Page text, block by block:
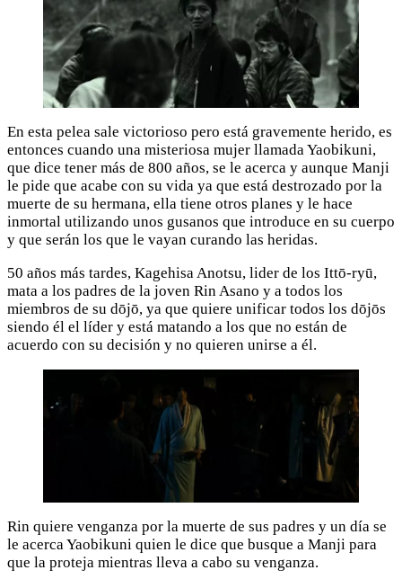
En esta pelea sale victorioso pero está gravemente herido, es
entonces cuando una misteriosa mujer llamada Yaobikuni,
que dice tener más de 800 años, se le acerca y aunque Manji
le pide que acabe con su vida ya que está destrozado por la
muerte de su hermana, ella tiene otros planes y le hace
inmortal utilizando unos gusanos que introduce en su cuerpo
y que serán los que le vayan curando las heridas.
50 años más tardes, Kagehisa Anotsu, lider de los Ittō-ryū,
mata a los padres de la joven Rin Asano y a todos los
miembros de su dōjō, ya que quiere unificar todos los dōjōs
siendo él el líder y está matando a los que no están de
acuerdo con su decisión y no quieren unirse a él.
Rin quiere venganza por la muerte de sus padres y un día se
le acerca Yaobikuni quien le dice que busque a Manji para
que la proteja mientras lleva a cabo su venganza.